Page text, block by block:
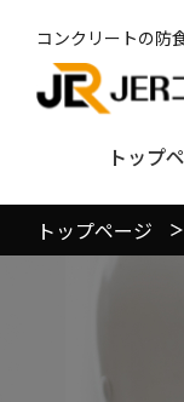
コンクリートの防
トップ
トップページ